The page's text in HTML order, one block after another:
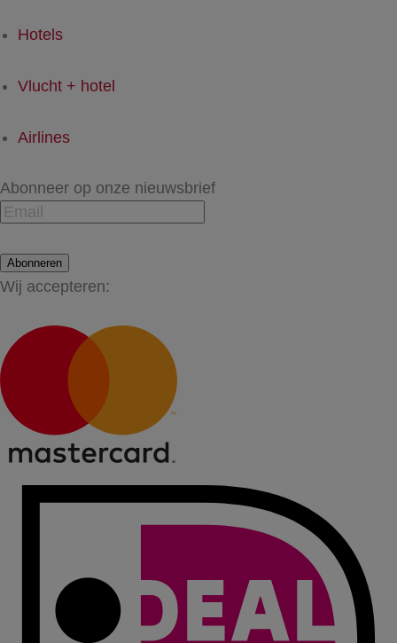
Hotels
Vlucht + hotel
Airlines
Abonneer op onze nieuwsbrief
Abonneren
Wij accepteren: